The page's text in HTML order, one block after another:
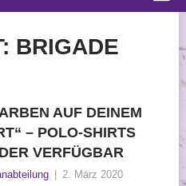
BRIGADE
AUF DEINEM
– POLO-SHIRTS
VERFÜGBAR
2. März 2020